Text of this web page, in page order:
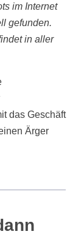
im Internet
gefunden.
in aller
das Geschäft
Ärger